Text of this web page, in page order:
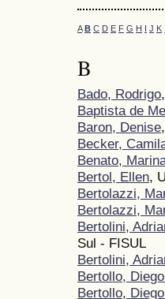
A B C D E F G H I J K
B
Bado, Rodrigo
Baptista de
Baron, Denise
Becker,
Benato,
Bertol, Ellen,
Bertolazzi,
Bertolazzi,
Bertolini,
Sul - FISUL
Bertolini,
Bertollo,
Bertollo,